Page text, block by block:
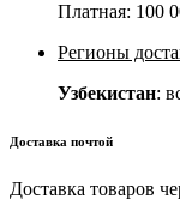
Платная: 100
Регионы
Узбекистан:
Доставка почтой
Доставка товаров